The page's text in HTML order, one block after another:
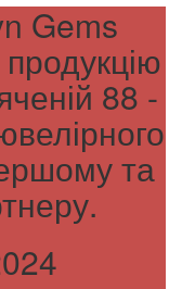
Gems
88 -
та